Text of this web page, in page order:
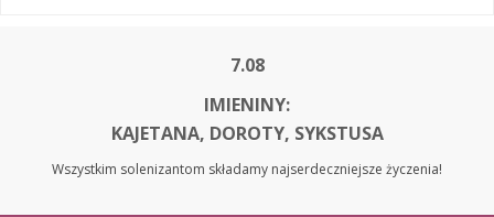
7.08
IMIENINY:
KAJETANA, DOROTY, SYKSTUSA
Wszystkim solenizantom składamy najserdeczniejsze życzenia!